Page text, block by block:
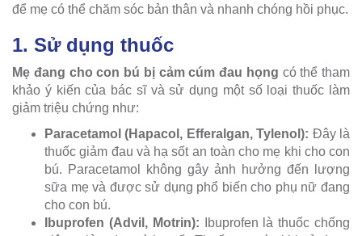
để mẹ có thể chăm sóc bản thân và nhanh chóng hồi phục.
1. Sử dụng thuốc
Mẹ đang cho con bú bị cảm cúm đau họng có thể tham
khảo ý kiến của bác sĩ và sử dụng một số loại thuốc làm
giảm triệu chứng như:
Paracetamol (Hapacol, Efferalgan, Tylenol): Đây là
thuốc giảm đau và hạ sốt an toàn cho mẹ khi cho con
bú. Paracetamol không gây ảnh hưởng đến lượng
sữa mẹ và được sử dụng phổ biến cho phụ nữ đang
cho con bú.
Ibuprofen (Advil, Motrin): Ibuprofen là thuốc chống